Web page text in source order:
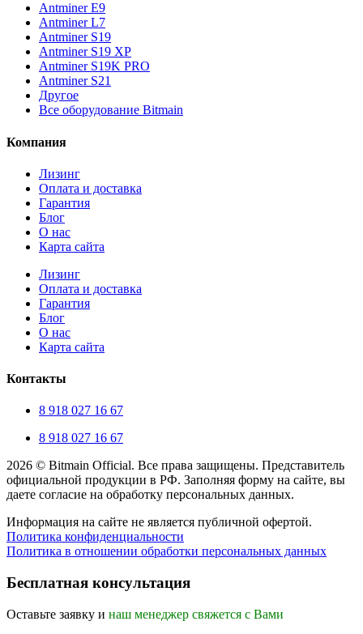
Antminer E9
Antminer L7
Antminer S19
Antminer S19 XP
Antminer S19K PRO
Antminer S21
Другое
Все оборудование Bitmain
Компания
Лизинг
Оплата и доставка
Гарантия
Блог
О нас
Карта сайта
Лизинг
Оплата и доставка
Гарантия
Блог
О нас
Карта сайта
Контакты
8 918 027 16 67
8 918 027 16 67
2026 © Bitmain Official. Все права защищены. Представитель
официальной продукции в РФ. Заполняя форму на сайте, вы
даете согласие на обработку персональных данных.
Информация на сайте не является публичной офертой.
Политика конфиденциальности
Политика в отношении обработки персональных данных
вверх
Бесплатная консультация
Оставьте заявку и наш менеджер свяжется с Вами